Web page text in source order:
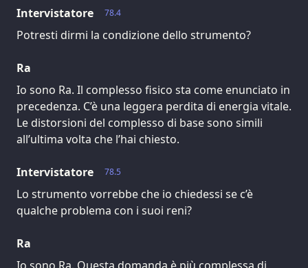
78.4
Intervistatore
Potresti dirmi la condizione dello strumento?
Ra
Io sono Ra. Il complesso fisico sta come enunciato in
precedenza. C’è una leggera perdita di energia vitale.
Le distorsioni del complesso di base sono simili
all’ultima volta che l’hai chiesto.
78.5
Intervistatore
Lo strumento vorrebbe che io chiedessi se c’è
qualche problema con i suoi reni?
Ra